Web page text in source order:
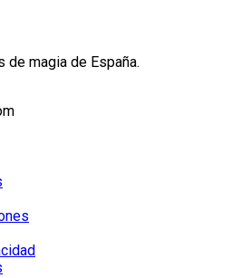
de magia de España.